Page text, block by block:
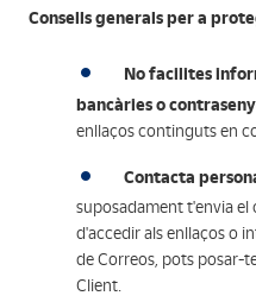
Consells generals per a
No facilites
bancàries o
enllaços continguts en
Contacta
suposadament t'envia el
d'accedir als enllaços o
de Correos, pots posar-
Client.